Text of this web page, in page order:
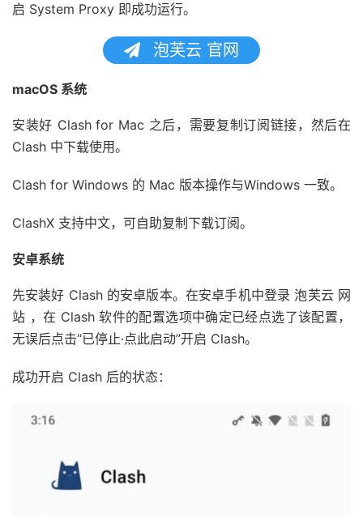
启 System Proxy 即成功运行。
泡芙云 官网
macOS 系统
安装好 Clash for Mac 之后，需要复制订阅链接，然后在
Clash 中下载使用。
Clash for Windows 的 Mac 版本操作与Windows 一致。
ClashX 支持中文，可自助复制下载订阅。
安卓系统
先安装好 Clash 的安卓版本。在安卓手机中登录 泡芙云 网
站 ，在 Clash 软件的配置选项中确定已经点选了该配置，
无误后点击“已停止·点此启动”开启 Clash。
成功开启 Clash 后的状态：